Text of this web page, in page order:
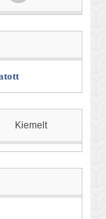
Kiemelt